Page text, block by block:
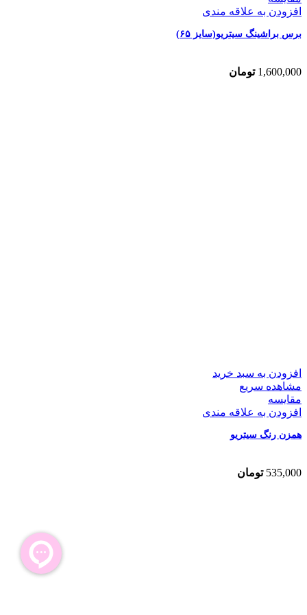
افزودن به علاقه مندی
برس براشینگ سیتریو(سایز ۶۵)
1,600,000 تومان
افزودن به سبد خرید
مشاهده سریع
مقایسه
افزودن به علاقه مندی
همزن رنگ سیتریو
535,000 تومان